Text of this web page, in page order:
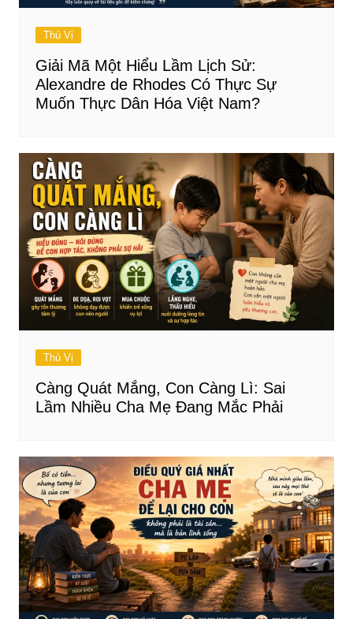
Thú Vị
Giải Mã Một Hiểu Lầm Lịch Sử:
Alexandre de Rhodes Có Thực Sự
Muốn Thực Dân Hóa Việt Nam?
Thú Vị
Càng Quát Mắng, Con Càng Lì: Sai
Lầm Nhiều Cha Mẹ Đang Mắc Phải